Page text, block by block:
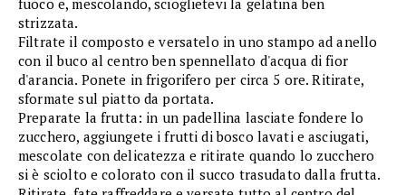
fuoco e, mescolando, scioglietevi la gelatina ben
strizzata.
Filtrate il composto e versatelo in uno stampo ad anello
con il buco al centro ben spennellato d'acqua di fior
d'arancia. Ponete in frigorifero per circa 5 ore. Ritirate,
sformate sul piatto da portata.
Preparate la frutta: in un padellina lasciate fondere lo
zucchero, aggiungete i frutti di bosco lavati e asciugati,
mescolate con delicatezza e ritirate quando lo zucchero
si è sciolto e colorato con il succo trasudato dalla frutta.